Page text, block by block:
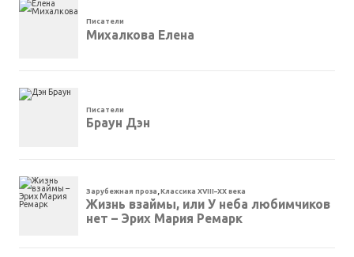
Писатели
Михалкова Елена
Писатели
Браун Дэн
Зарубежная проза ,Классика XVIII–XX века
Жизнь взаймы, или У неба любимчиков
нет – Эрих Мария Ремарк